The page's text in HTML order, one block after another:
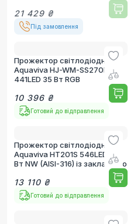
21 429 ₴
Під замовлення
Прожектор світлодіодний
Aquaviva HJ-WM-SS270FGV,
441LED 35 Вт RGB
10 396 ₴
Готовий до відправлення
Прожектор світлодіодний
Aquaviva HT201S 546LED 36
Вт NW (AISI-316) із закладною
13 110 ₴
Готовий до відправлення